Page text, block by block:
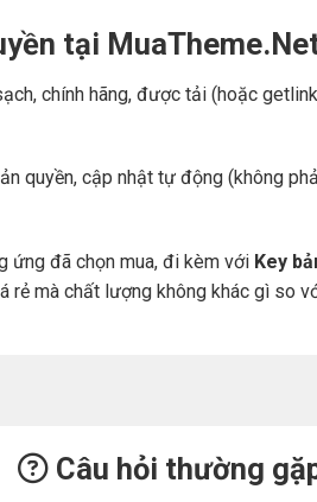
tại
chính hãng, được tải (hoặc
quyền, cập nhật tự động (không
ứng đã chọn mua, đi kèm với Key
rẻ mà chất lượng không khác gì so
Câu hỏi thường